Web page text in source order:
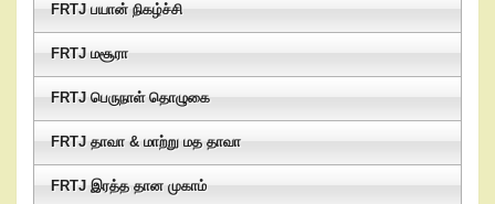
FRTJ பயான் நிகழ்ச்சி
FRTJ மசூரா
FRTJ பெருநாள் தொழுகை
FRTJ தாவா & மாற்று மத தாவா
FRTJ இரத்த தான முகாம்